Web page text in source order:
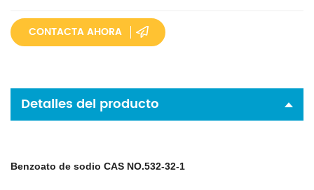
CONTACTA AHORA
Detalles del producto
Benzoato de sodio CAS NO.532-32-1